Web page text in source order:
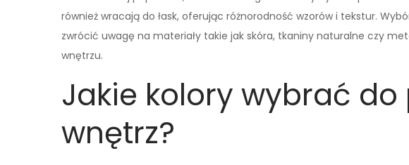
również wracają do łask, oferując różnorodność wzorów i tekstur.
zwrócić uwagę na materiały takie jak skóra, tkaniny naturalne czy
wnętrzu.
Jakie kolory wybrać
wnętrz?